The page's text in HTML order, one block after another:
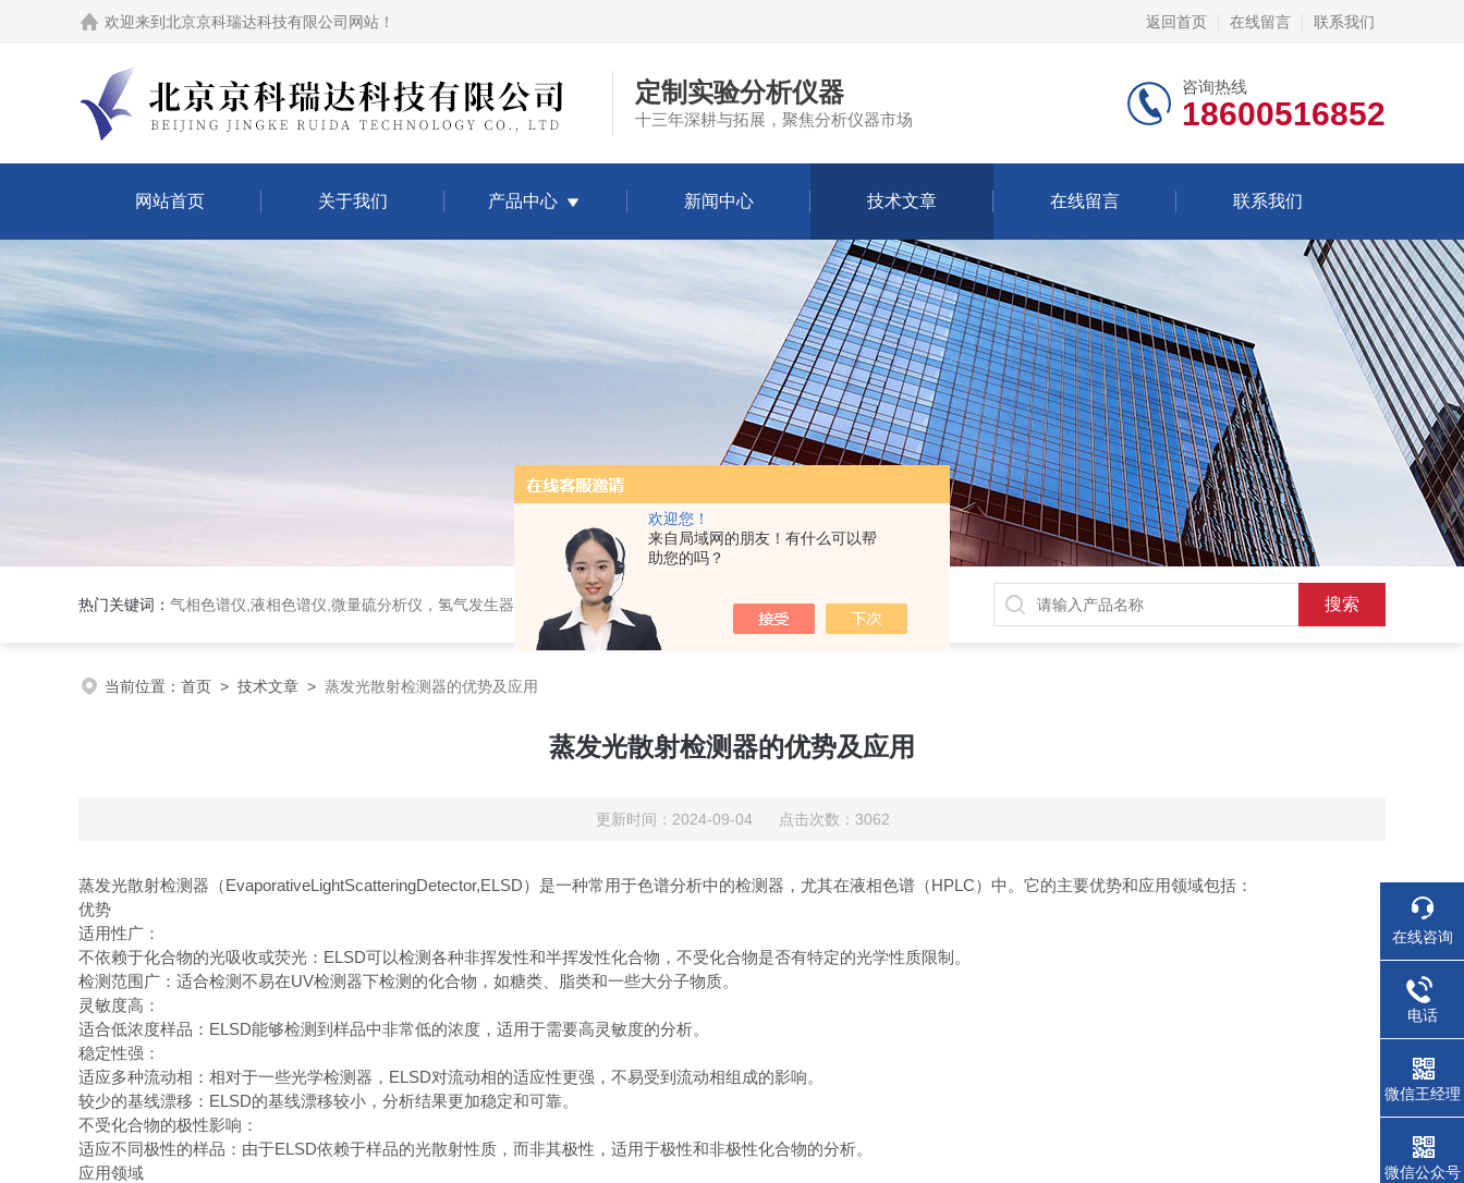
欢迎您！
来自局域网的朋友！有什么可以帮
助您的吗？
欢迎来到 北京京科瑞达科技有限公司网站 ！ 返回首页 在线留言 联系我们
定制实验分析仪器
十三年深耕与拓展，聚焦分析仪器市场
咨询热线
18600516852
网站首页 关于我们 产品中心 新闻中心 技术文章 在线留言 联系我们
热门关键词： 气相色谱仪,液相色谱仪,微量硫分析仪，氢气发生器，氮气发生器，空气发生器，色谱耗件（N2000色谱工作站，色谱柱、阀件、进样器、色谱担体），顶空进样器，热解析仪，紫外分光光度计，原子吸收分光光度计，傅立叶红外光谱仪，分析天平等常规实验室产品。
当前位置： 首页 > 技术文章 > 蒸发光散射检测器的优势及应用
蒸发光散射检测器的优势及应用
更新时间：2024-09-04 点击次数：3062
蒸发光散射检测器（EvaporativeLightScatteringDetector,ELSD）是一种常用于色谱分析中的检测器，尤其在液相色谱（HPLC）中。它的主要优势和应用领域包括：
优势
适用性广：
不依赖于化合物的光吸收或荧光：ELSD可以检测各种非挥发性和半挥发性化合物，不受化合物是否有特定的光学性质限制。
检测范围广：适合检测不易在UV检测器下检测的化合物，如糖类、脂类和一些大分子物质。
灵敏度高：
适合低浓度样品：ELSD能够检测到样品中非常低的浓度，适用于需要高灵敏度的分析。
稳定性强：
适应多种流动相：相对于一些光学检测器，ELSD对流动相的适应性更强，不易受到流动相组成的影响。
较少的基线漂移：ELSD的基线漂移较小，分析结果更加稳定和可靠。
不受化合物的极性影响：
适应不同极性的样品：由于ELSD依赖于样品的光散射性质，而非其极性，适用于极性和非极性化合物的分析。
应用领域
在线咨询
电话
微信王经理
微信公众号